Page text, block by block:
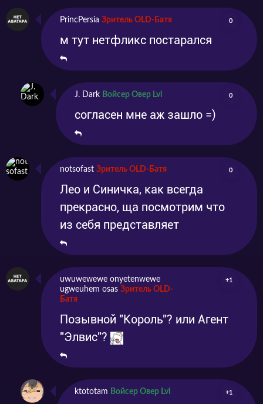
PrincPersia Зритель OLD-Батя 0
м тут нетфликс постарался
J. Dark Войсер Овер Lvl 0
согласен мне аж зашло =)
notsofast Зритель OLD-Батя 0
Лео и Синичка, как всегда
прекрасно, ща посмотрим что
из себя представляет
uwuwewewe onyetenwewe
ugweuhem osas Зритель OLD-
Батя
+1
Позывной "Король"? или Агент
"Элвис"?
ktototam Войсер Овер Lvl +1